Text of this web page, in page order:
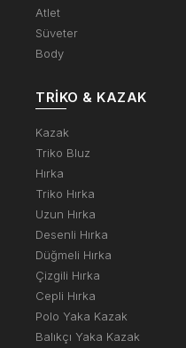
Atlet
Süveter
Body
TRIKO & KAZAK
Kazak
Triko Bluz
Hırka
Triko Hırka
Uzun Hırka
Desenli Hırka
Düğmeli Hırka
Çizgili Hırka
Cepli Hırka
Polo Yaka Kazak
Balıkçı Yaka Kazak